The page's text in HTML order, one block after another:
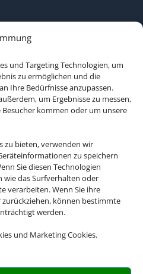
und Targeting Technologien, um
zu ermöglichen und die
Ihre Bedürfnisse anzupassen.
um Ergebnisse zu messen,
kommen oder um unsere
zu bieten, verwenden wir
zu speichern
Sie diesen Technologien
das Surfverhalten oder
verarbeiten. Wenn Sie ihre
können bestimmte
werden.
und Marketing Cookies.